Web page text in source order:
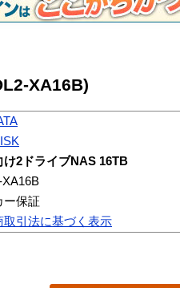
XA16B)
け2ドライブNAS 16TB
XA16B
ー保証
取引法に基づく表示